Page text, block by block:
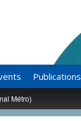
Publications
Métro)